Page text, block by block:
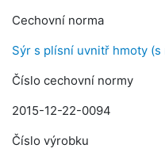
Cechovní norma
Sýr s plísní uvnitř hmoty
Číslo cechovní normy
2015-12-22-0094
Číslo výrobku